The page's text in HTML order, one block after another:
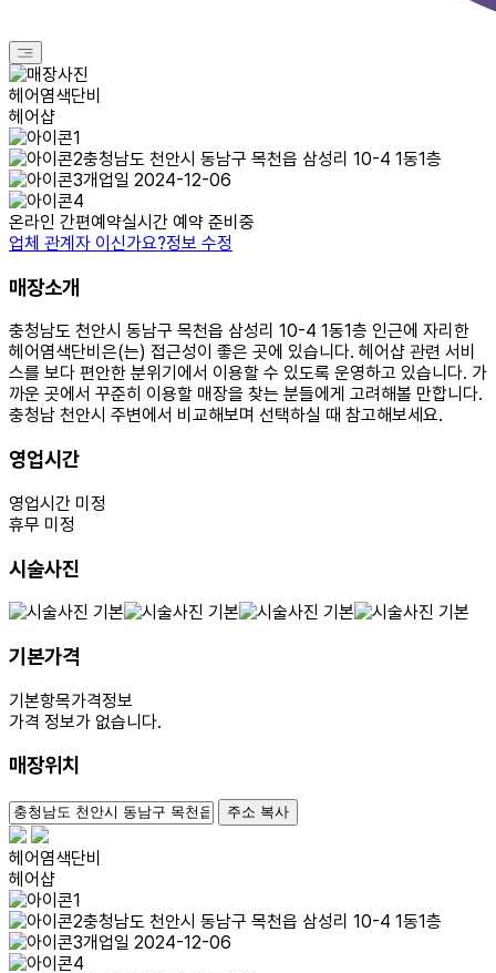
헤어염색단비
헤어샵
충청남도 천안시 동남구 목천읍 삼성리 10-4 1동1층
개업일 2024-12-06
온라인 간편예약실시간 예약 준비중
업체 관계자 이신가요?정보 수정
매장소개
충청남도 천안시 동남구 목천읍 삼성리 10-4 1동1층 인근에 자리한
헤어염색단비은(는) 접근성이 좋은 곳에 있습니다. 헤어샵 관련 서비
스를 보다 편안한 분위기에서 이용할 수 있도록 운영하고 있습니다. 가
까운 곳에서 꾸준히 이용할 매장을 찾는 분들에게 고려해볼 만합니다.
충청남 천안시 주변에서 비교해보며 선택하실 때 참고해보세요.
영업시간
영업시간 미정
휴무 미정
시술사진
기본가격
기본항목가격정보
가격 정보가 없습니다.
매장위치
주소 복사
헤어염색단비
헤어샵
충청남도 천안시 동남구 목천읍 삼성리 10-4 1동1층
개업일 2024-12-06